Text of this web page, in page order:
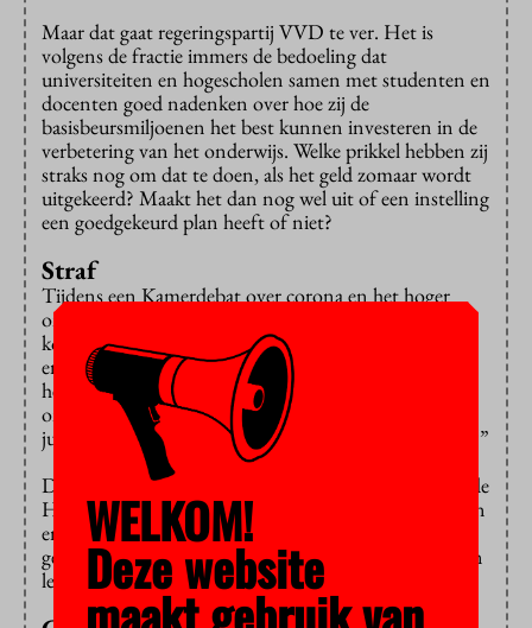
Maar dat gaat regeringspartij VVD te ver. Het is
volgens de fractie immers de bedoeling dat
universiteiten en hogescholen samen met studenten en
docenten goed nadenken over hoe zij de
basisbeursmiljoenen het best kunnen investeren in de
verbetering van het onderwijs. Welke prikkel hebben zij
straks nog om dat te doen, als het geld zomaar wordt
uitgekeerd? Maakt het dan nog wel uit of een instelling
een goedgekeurd plan heeft of niet?
Straf
Tijdens een Kamerdebat over corona en het hoger
onderwijs leidde het onderwerp woensdag tot een
korte woordenwisseling tussen Jan Paternotte (D66)
en Rudmer Heerema (VDD). “Instellingen hebben
herculeswerk geleverd om te zorgen dat het onderwijs
online door kon gaan”, zei Paternotte. “Wilt u hen
juist in deze tijd straffen door hen geld te onthouden?”
De kwaliteitsafspraken zijn er niet voor niets, reageerde
Heerema. “Het doel is beter onderwijs voor studenten
en daar hebben de instellingen nu ruim de tijd voor
gehad. Dan vinden wij dat ze die kwaliteit ook moeten
leveren.”
WELKOM!
Deze website